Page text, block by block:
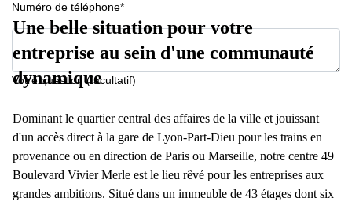
Numéro de téléphone*
Votre question (facultatif)
Une belle situation pour votre
entreprise au sein d'une communauté
dynamique
Dominant le quartier central des affaires de la ville et jouissant
d'un accès direct à la gare de Lyon-Part-Dieu pour les trains en
provenance ou en direction de Paris ou Marseille, notre centre 49
Boulevard Vivier Merle est le lieu rêvé pour les entreprises aux
grandes ambitions. Situé dans un immeuble de 43 étages dont six